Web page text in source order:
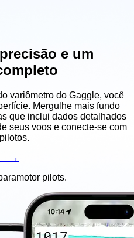
e um
variômetro do Gaggle, você
Mergulhe mais fundo
que inclui dados detalhados
seus voos e conecte-se com
→
pilots.